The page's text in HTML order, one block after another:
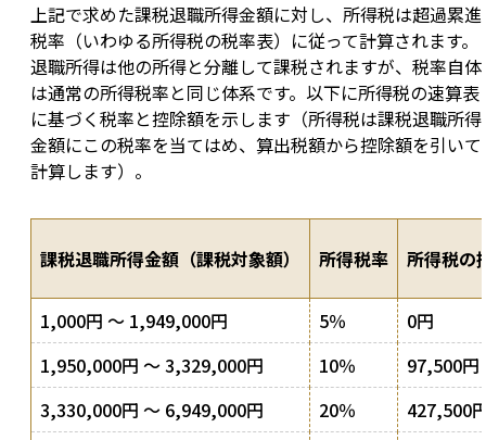
上記で求めた課税退職所得金額に対し、所得税は超過累進
税率（いわゆる所得税の税率表）に従って計算されます。
退職所得は他の所得と分離して課税されますが、税率自体
は通常の所得税率と同じ体系です。以下に所得税の速算表
に基づく税率と控除額を示します（所得税は課税退職所得
金額にこの税率を当てはめ、算出税額から控除額を引いて
計算します）。
課税退職所得金額（課税対象額） 所得税率 所得税の
1,000円 ～ 1,949,000円 5％
0円
1,950,000円 ～ 3,329,000円
10％
97,500円
3,330,000円 ～ 6,949,000円
20％
427,500